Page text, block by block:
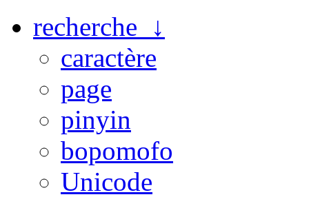
recherche ↓
caractère
page
pinyin
bopomofo
Unicode